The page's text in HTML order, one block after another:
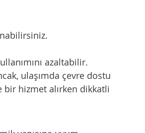
azaltabilir.
ulaşımda çevre dostu
hizmet alırken dikkatli